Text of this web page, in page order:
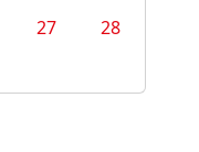
27
28